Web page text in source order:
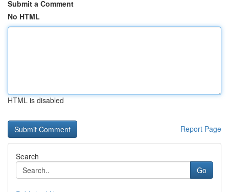
Submit a Comment
No HTML
HTML is disabled
Report Page
Search
Go